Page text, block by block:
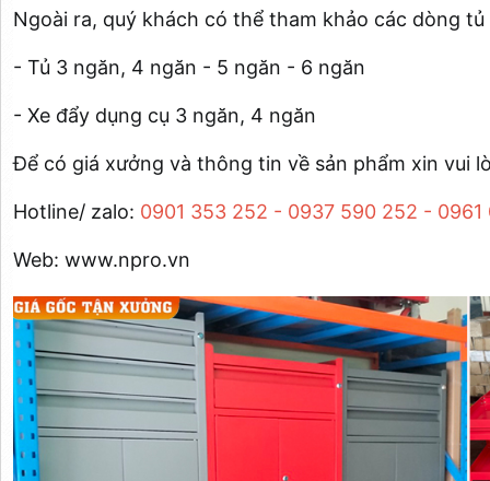
Ngoài ra, quý khách có thể tham khảo các dòng
- Tủ 3 ngăn, 4 ngăn - 5 ngăn - 6 ngăn
- Xe đẩy dụng cụ 3 ngăn, 4 ngăn
Để có giá xưởng và thông tin về sản phẩm xin vui
Hotline/ zalo: 0901 353 252 - 0937 590 252 - 0961
Web: www.npro.vn